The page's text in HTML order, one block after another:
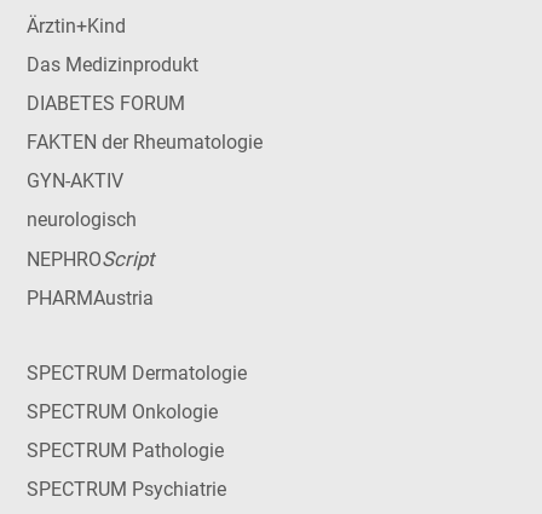
Ärztin+Kind
Das Medizinprodukt
DIABETES FORUM
FAKTEN der Rheumatologie
GYN-AKTIV
neurologisch
NEPHROScript
PHARMAustria
SPECTRUM Dermatologie
SPECTRUM Onkologie
SPECTRUM Pathologie
SPECTRUM Psychiatrie